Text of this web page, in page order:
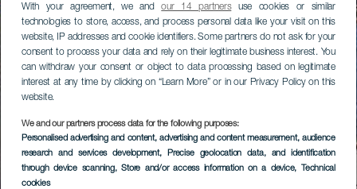
With your agreement, we andour 14 partnersuse cookies or similar
technologies to store, access, and process personal data like your visit on this
website, IP addresses and cookie identifiers. Some partners do not ask for your
consent to process your data and rely on their legitimate business interest. You
can withdraw your consent or object to data processing based on legitimate
interest at any time by clicking on “Learn More” or in our Privacy Policy on this
website.
We and our partners process data for the following purposes:
Personalised advertising and content, advertising and content measurement, audience
research and services development, Precise geolocation data, and identification
through device scanning, Store and/or access information on a device, Technical
cookies